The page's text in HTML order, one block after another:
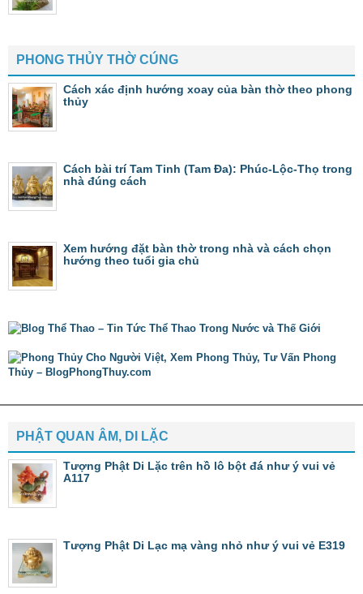
PHONG THỦY THỜ CÚNG
Cách xác định hướng xoay của bàn thờ theo phong
thủy
Cách bài trí Tam Tinh (Tam Đa): Phúc-Lộc-Thọ trong
nhà đúng cách
Xem hướng đặt bàn thờ trong nhà và cách chọn
hướng theo tuổi gia chủ
PHẬT QUAN ÂM, DI LẶC
Tượng Phật Di Lặc trên hồ lô bột đá như ý vui vẻ
A117
Tượng Phật Di Lạc mạ vàng nhỏ như ý vui vẻ E319